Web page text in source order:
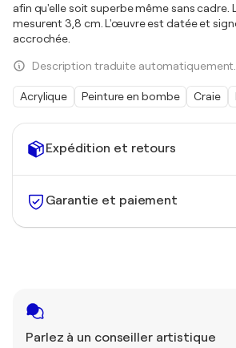
Expédition et retours
Garantie et paiement
Parlez à un conseiller artistique
afin qu'elle soit superbe même sans cadre.
mesurent 3,8 cm. L'œuvre est datée et
accrochée.
Description traduite automatiquement.
Acrylique Peinture en bombe Craie